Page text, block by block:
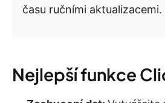
času ručními aktualizacemi.
Nejlepší funkce